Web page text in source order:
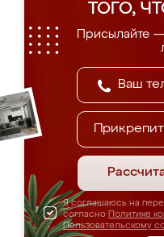
ТОГО,
Присылайте
Я соглашаюсь на
согласно Политике
Пользовательскому